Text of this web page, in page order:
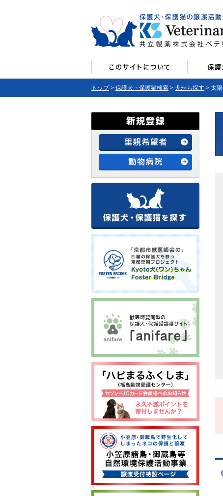
トップ> 保護犬・保護猫検索 > 犬から探す > 太陽